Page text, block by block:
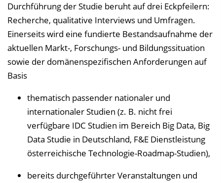
Durchführung der Studie beruht auf drei Eckpfeilern:
Recherche, qualitative Interviews und Umfragen.
Einerseits wird eine fundierte Bestandsaufnahme der
aktuellen Markt-, Forschungs- und Bildungssituation
sowie der domänenspezifischen Anforderungen auf
Basis
thematisch passender nationaler und
internationaler Studien (z. B. nicht frei
verfügbare IDC Studien im Bereich Big Data, Big
Data Studie in Deutschland, F&E Dienstleistung
österreichische Technologie-Roadmap-Studien),
bereits durchgeführter Veranstaltungen und